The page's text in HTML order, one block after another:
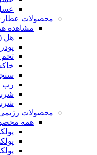
محصولات
مشاهده
هل (۲مثقال)
رب
محصولات
همه